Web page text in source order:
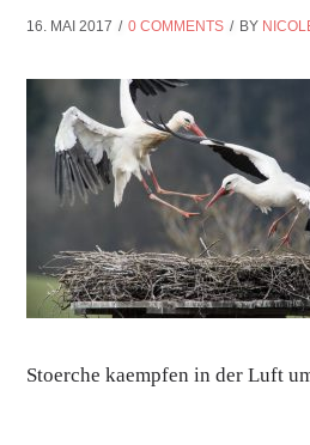
16. MAI 2017 0 COMMENTS BY
Stoerche kaempfen in der Luft